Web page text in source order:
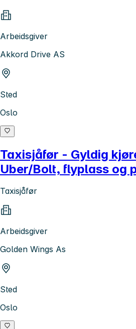
Arbeidsgiver
Akkord Drive AS
Sted
Oslo
Taxisjåfør - Gyldig
Uber/Bolt, flyplass og
Taxisjåfør
Arbeidsgiver
Golden Wings As
Sted
Oslo